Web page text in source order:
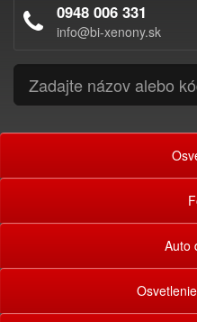
0948 006 331
info@bi-xenony.sk
Auto